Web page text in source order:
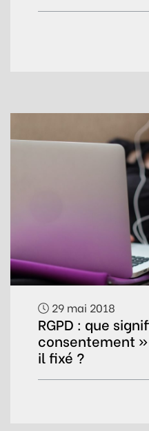
29 mai 2018
RGPD : que
consentement
il fixé ?